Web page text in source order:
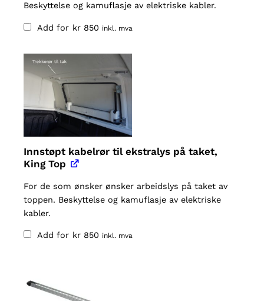
Beskyttelse og kamuflasje av elektriske kabler.
Add for kr 850 inkl. mva
Innstøpt kabelrør til ekstralys på taket,
King Top
For de som ønsker ønsker arbeidslys på taket av
toppen. Beskyttelse og kamuflasje av elektriske
kabler.
Add for kr 850 inkl. mva